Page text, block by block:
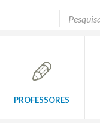
PROFESSORES